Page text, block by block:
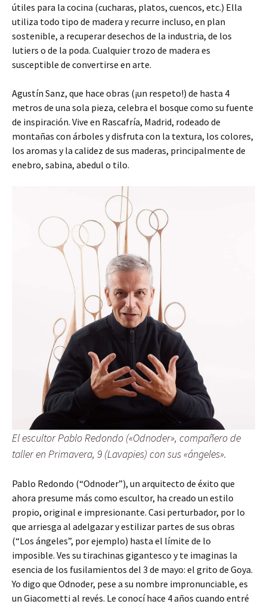
útiles para la cocina (cucharas, platos, cuencos, etc.) Ella
utiliza todo tipo de madera y recurre incluso, en plan
sostenible, a recuperar desechos de la industria, de los
lutiers o de la poda. Cualquier trozo de madera es
susceptible de convertirse en arte.
Agustín Sanz, que hace obras (¡un respeto!) de hasta 4
metros de una sola pieza, celebra el bosque como su fuente
de inspiración. Vive en Rascafría, Madrid, rodeado de
montañas con árboles y disfruta con la textura, los colores,
los aromas y la calidez de sus maderas, principalmente de
enebro, sabina, abedul o tilo.
El escultor Pablo Redondo («Odnoder», compañero de
taller en Primavera, 9 (Lavapies) con sus «ángeles».
Pablo Redondo (“Odnoder”), un arquitecto de éxito que
ahora presume más como escultor, ha creado un estilo
propio, original e impresionante. Casi perturbador, por lo
que arriesga al adelgazar y estilizar partes de sus obras
(“Los ángeles”, por ejemplo) hasta el límite de lo
imposible. Ves su tirachinas gigantesco y te imaginas la
esencia de los fusilamientos del 3 de mayo: el grito de Goya.
Yo digo que Odnoder, pese a su nombre impronunciable, es
un Giacometti al revés. Le conocí hace 4 años cuando entré